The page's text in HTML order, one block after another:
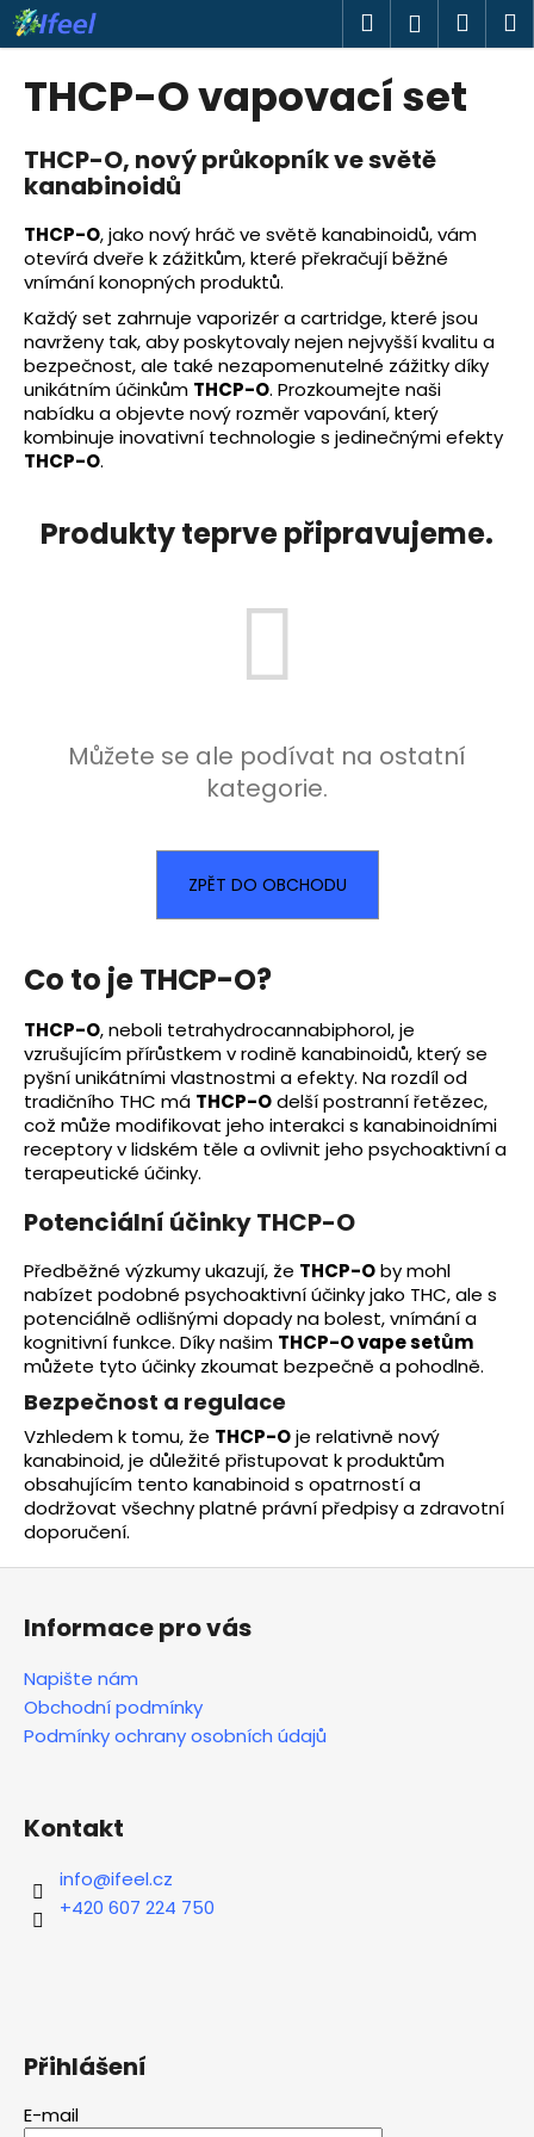
Přejít
na
Hledat
THCP-O vapovací set
THCP-O, nový průkopník ve světě
kanabinoidů
THCP-O, jako nový hráč ve světě kanabinoidů, vám
otevírá dveře k zážitkům, které překračují běžné
vnímání konopných produktů.
Každý set zahrnuje vaporizér a cartridge, které jsou
navrženy tak, aby poskytovaly nejen nejvyšší kvalitu a
bezpečnost, ale také nezapomenutelné zážitky díky
unikátním účinkům THCP-O. Prozkoumejte naši
nabídku a objevte nový rozměr vapování, který
kombinuje inovativní technologie s jedinečnými efekty
THCP-O.
Produkty teprve připravujeme.
Můžete se ale podívat na ostatní
kategorie.
ZPĚT DO OBCHODU
Co to je THCP-O?
THCP-O, neboli tetrahydrocannabiphorol, je
vzrušujícím přírůstkem v rodině kanabinoidů, který se
pyšní unikátními vlastnostmi a efekty. Na rozdíl od
tradičního THC má THCP-Odelší postranní řetězec,
což může modifikovat jeho interakci s kanabinoidními
receptory v lidském těle a ovlivnit jeho psychoaktivní a
terapeutické účinky.
Potenciální účinky THCP-O
Předběžné výzkumy ukazují, že THCP-Oby mohl
nabízet podobné psychoaktivní účinky jako THC, ale s
potenciálně odlišnými dopady na bolest, vnímání a
kognitivní funkce. Díky našim THCP-O vape setům
můžete tyto účinky zkoumat bezpečně a pohodlně.
Bezpečnost a regulace
Vzhledem k tomu, že THCP-Oje relativně nový
kanabinoid, je důležité přistupovat k produktům
obsahujícím tento kanabinoid s opatrností a
dodržovat všechny platné právní předpisy a zdravotní
doporučení.
K
o
o
p
o
t
ř
e
b
u
j
e
t
n
Informace pro vás
Napište nám
Obchodní podmínky
Podmínky ochrany osobních údajů
Kontakt
info@ifeel.cz
+420 607 224 750
Přihlášení
E-mail